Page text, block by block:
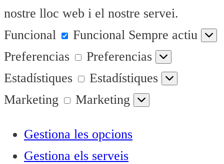
nostre lloc web i el nostre servei.
Funcional
Funcional Sempre actiu
Preferencias
Preferencias
Estadístiques
Estadístiques
Marketing
Marketing
Gestiona les opcions
Gestiona els serveis